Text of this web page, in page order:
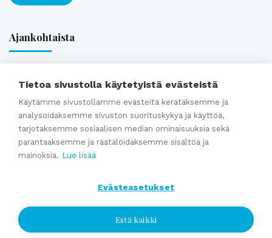
Ajankohtaista
valmistaudut yrityskauppaan ajoissa
Kumppaniblogi: Avio-oikeus ja omistajanvaihdos
Yrityskauppablogi: Miksi käyttää yritysvälittäjää
yrityskaupassa?
Yrityskauppablogi: Yritysvälittäjän työ kulissien takana
kuukautta ennen kauppaa
Tietoa sivustolla käytetyistä evästeistä
Käytämme sivustollamme evästeitä kerätäksemme ja
analysoidaksemme sivuston suorituskykyä ja käyttöä,
tarjotaksemme sosiaalisen median ominaisuuksia sekä
parantaaksemme ja räätälöidäksemme sisältöä ja
mainoksia. Lue lisää
Evästeasetukset
Estä kaikki